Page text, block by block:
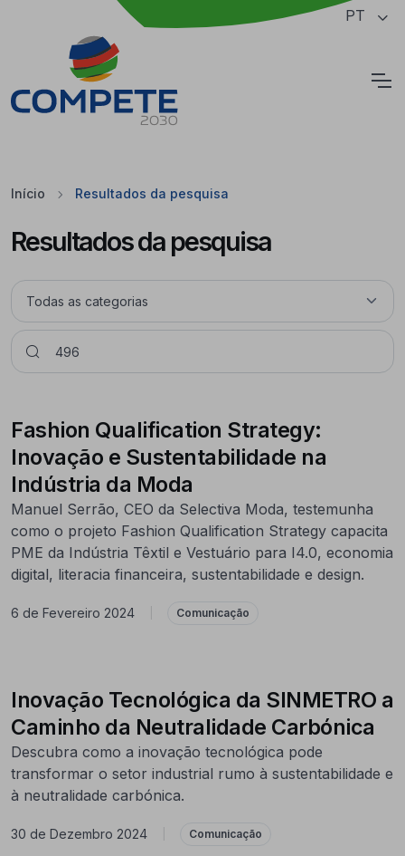
Saltar para o conteúdo principal da página PT
Início Resultados da pesquisa
Resultados da pesquisa
Fashion Qualification Strategy:
Inovação e Sustentabilidade na
Indústria da Moda
Manuel Serrão, CEO da Selectiva Moda, testemunha
como o projeto Fashion Qualification Strategy capacita
PME da Indústria Têxtil e Vestuário para I4.0, economia
digital, literacia financeira, sustentabilidade e design.
6 de Fevereiro 2024 Comunicação
Inovação Tecnológica da SINMETRO a
Caminho da Neutralidade Carbónica
Descubra como a inovação tecnológica pode
transformar o setor industrial rumo à sustentabilidade e
à neutralidade carbónica.
30 de Dezembro 2024 Comunicação